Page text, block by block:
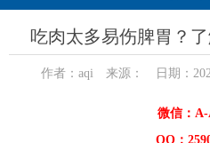
吃肉太多易伤脾胃？
作者：aqi 来源： 日期：
微信：A-
QQ：